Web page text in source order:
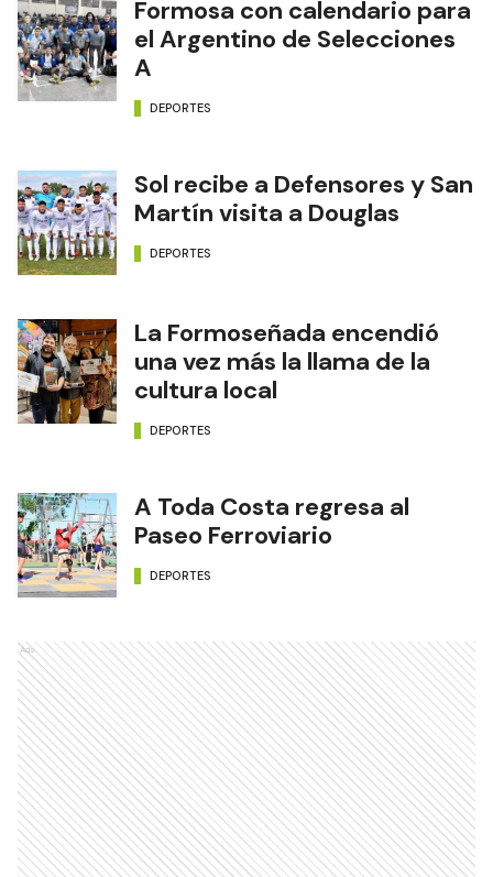
Formosa con calendario para
el Argentino de Selecciones
A
DEPORTES
Sol recibe a Defensores y San
Martín visita a Douglas
DEPORTES
La Formoseñada encendió
una vez más la llama de la
cultura local
DEPORTES
A Toda Costa regresa al
Paseo Ferroviario
DEPORTES
Ads